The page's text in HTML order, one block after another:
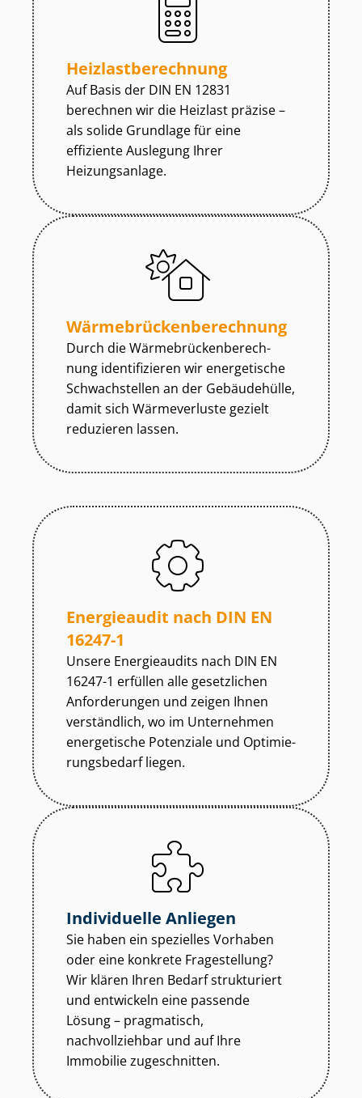
Heiz­last­be­rech­nung
Auf Basis der DIN EN 12831
berechnen wir die Heizlast präzise –
als solide Grundlage für eine
effiziente Auslegung Ihrer
Heizungsanlage.
Wär­me­brü­cken­be­rech­nung
Durch die Wär­me­brü­cken­be­rech­
nung identifizieren wir energetische
Schwachstellen an der Gebäudehülle,
damit sich Wärmeverluste gezielt
reduzieren lassen.
Energieaudit nach DIN EN
16247-1
Unsere Energieaudits nach DIN EN
16247-1 erfüllen alle gesetzlichen
Anforderungen und zeigen Ihnen
verständlich, wo im Unternehmen
energetische Potenziale und Op­ti­mie­
rungs­be­darf liegen.
Individuelle Anliegen
Sie haben ein spezielles Vorhaben
oder eine konkrete Fragestellung?
Wir klären Ihren Bedarf strukturiert
und entwickeln eine passende
Lösung – pragmatisch,
nachvollziehbar und auf Ihre
Immobilie zugeschnitten.